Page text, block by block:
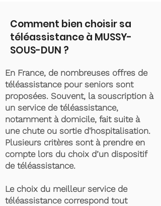
Comment bien choisir sa
téléassistance à MUSSY-
SOUS-DUN ?
En France, de nombreuses offres de
téléassistance pour seniors sont
proposées. Souvent, la souscription à
un service de téléassistance,
notamment à domicile, fait suite à
une chute ou sortie d'hospitalisation.
Plusieurs critères sont à prendre en
compte lors du choix d’un dispositif
de téléassistance.
Le choix du meilleur service de
téléassistance correspond tout